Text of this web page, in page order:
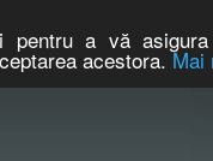
pentru a vă
acestora.Mai